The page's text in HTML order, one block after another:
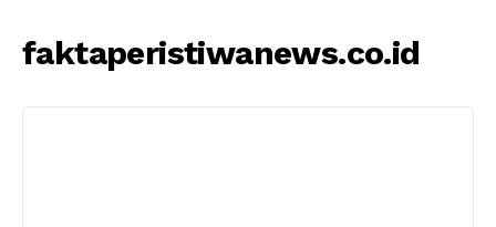
faktaperistiwanews.co.id